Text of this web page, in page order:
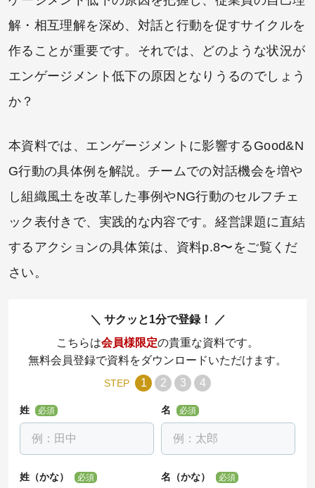
解・相互理解を深め、対話と行動を促すサイクルを
作ることが重要です。それでは、どのような状況が
エンゲージメント低下の原因となりうるのでしょう
か？
本資料では、エンゲージメントに影響するGood&N
G行動の具体例を解説。チームでの対話機会を増や
し組織風土を改革した事例やNG行動のセルフチェ
ック表付きで、実践的な内容です。経営課題に直結
するアクションの具体策は、資料p.8〜をご覧くだ
さい。
サクッと1分で登録！
こちらは会員様限定の貴重な資料です。
無料会員登録で資料をダウンロードいただけます。
STEP 1 2 3 4
姓 必須 名 必須
姓（かな） 必須 名（かな） 必須